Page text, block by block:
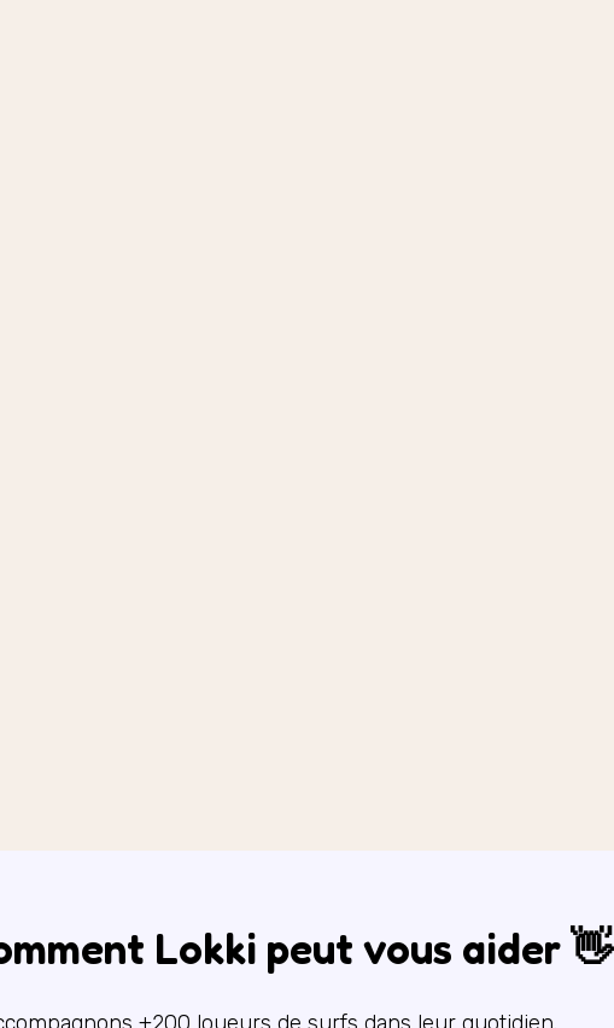
Lokki peut vous aider 👋